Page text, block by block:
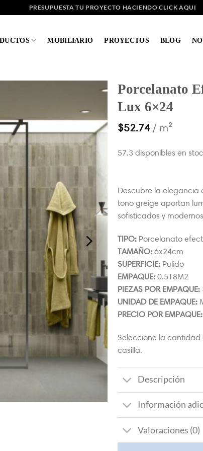
PRESUPUESTA TU PROYECTO HACIENDO CLICK AQUI
MOBILIARIO PROYECTOS BLOG
Porcelanato
Lux 6×24
$52.74 / m²
57.3 disponibles en
Descubre la elegancia
tono greige aportan
sofisticados y
TIPO:Porcelanato
TAMAÑO:6x24cm
SUPERFICIE:Pulido
EMPAQUE:0.518M2
PIEZAS POR EMPAQUE:
UNIDAD DE EMPAQUE:
PRECIO POR EMPAQUE:
Seleccione la
casilla.
Descripción
Información
Valoraciones (0)